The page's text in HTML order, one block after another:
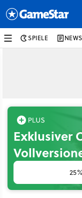
SPIELE NEWS
Exklusiver